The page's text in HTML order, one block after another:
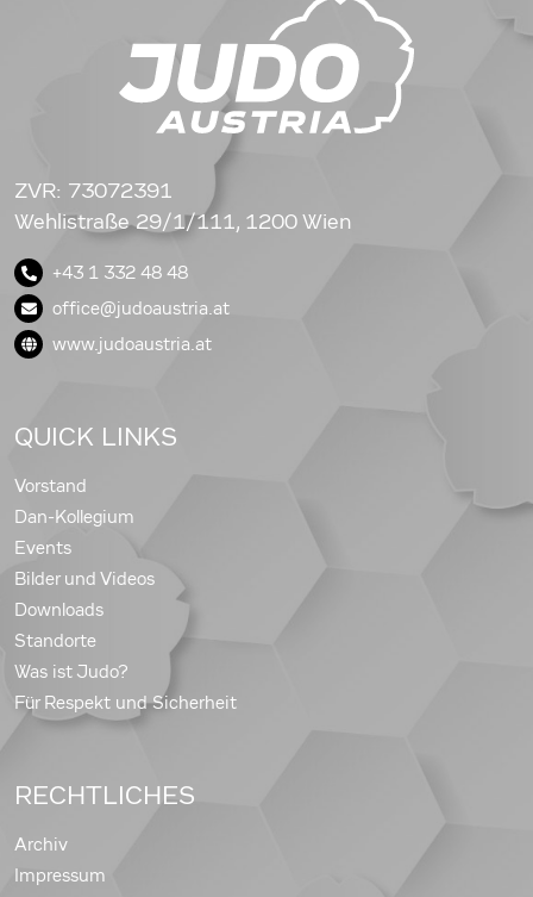
ZVR: 73072391
Wehlistraße 29/1/111, 1200 Wien
+43 1 332 48 48
office@judoaustria.at
www.judoaustria.at
QUICK LINKS
Vorstand
Dan-Kollegium
Events
Bilder und Videos
Downloads
Standorte
Was ist Judo?
Für Respekt und Sicherheit
RECHTLICHES
Archiv
Impressum